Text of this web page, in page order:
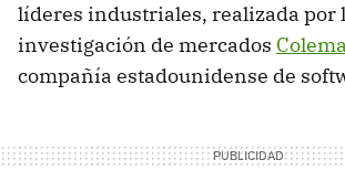
líderes industriales, realizada por
investigación de mercados
compañía estadounidense de